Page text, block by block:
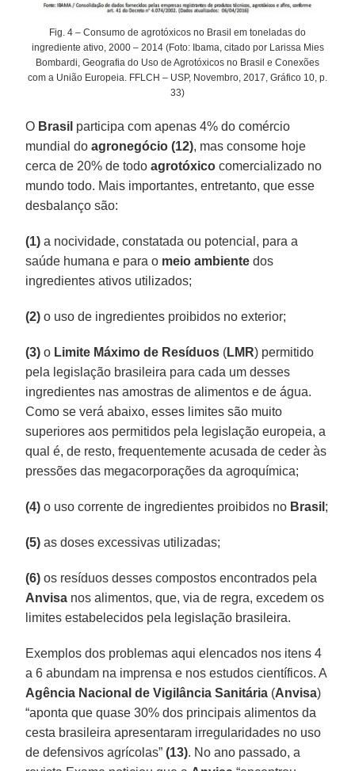
Fig. 4 – Consumo de agrotóxicos no Brasil em toneladas do
ingrediente ativo, 2000 – 2014 (Foto: Ibama, citado por Larissa Mies
Bombardi, Geografia do Uso de Agrotóxicos no Brasil e Conexões
com a União Europeia. FFLCH – USP, Novembro, 2017, Gráfico 10, p.
33)
O Brasil participa com apenas 4% do comércio
mundial doagronegócio (12), mas consome hoje
cerca de 20% de todoagrotóxico comercializado no
mundo todo. Mais importantes, entretanto, que esse
desbalanço são:
(1) a nocividade, constatada ou potencial, para a
saúde humana e para o meio ambiente dos
ingredientes ativos utilizados;
(2) o uso de ingredientes proibidos no exterior;
(3) o Limite Máximo de Resíduos (LMR) permitido
pela legislação brasileira para cada um desses
ingredientes nas amostras de alimentos e de água.
Como se verá abaixo, esses limites são muito
superiores aos permitidos pela legislação europeia, a
qual é, de resto, frequentemente acusada de ceder às
pressões das megacorporações da agroquímica;
(4) o uso corrente de ingredientes proibidos no Brasil ;
(5) as doses excessivas utilizadas;
(6) os resíduos desses compostos encontrados pela
Anvisa nos alimentos, que, via de regra, excedem os
limites estabelecidos pela legislação brasileira.
Exemplos dos problemas aqui elencados nos itens 4
a 6 abundam na imprensa e nos estudos científicos. A
Agência Nacional de Vigilância Sanitária (Anvisa)
“aponta que quase 30% dos principais alimentos da
cesta brasileira apresentaram irregularidades no uso
de defensivos agrícolas”(13). No ano passado, a